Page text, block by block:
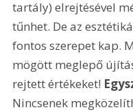
tartály) elrejtésével
tűnhet. De az
fontos szerepet kap.
mögött meglepő
rejtett értékeket!
Nincsenek